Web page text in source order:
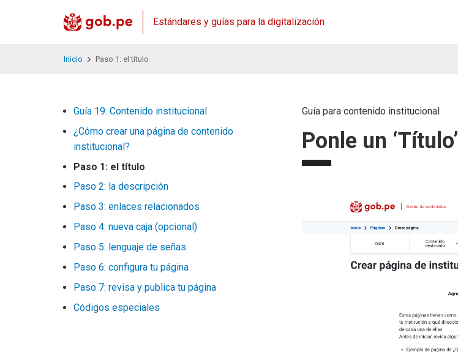
Estándares y guías para la digitalización
Inicio Paso 1: el título
Guía 19: Contenido institucional
¿Cómo crear una página de contenido
institucional?
Paso 1: el título
Paso 2: la descripción
Paso 3: enlaces relacionados
Paso 4: nueva caja (opcional)
Paso 5: lenguaje de señas
Paso 6: configura tu página
Paso 7: revisa y publica tu página
Códigos especiales
Guía para contenido institucional
Ponle un ‘Título’